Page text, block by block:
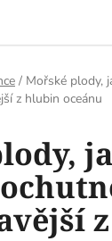
/ Mořské plody,
z hlubin oceánu